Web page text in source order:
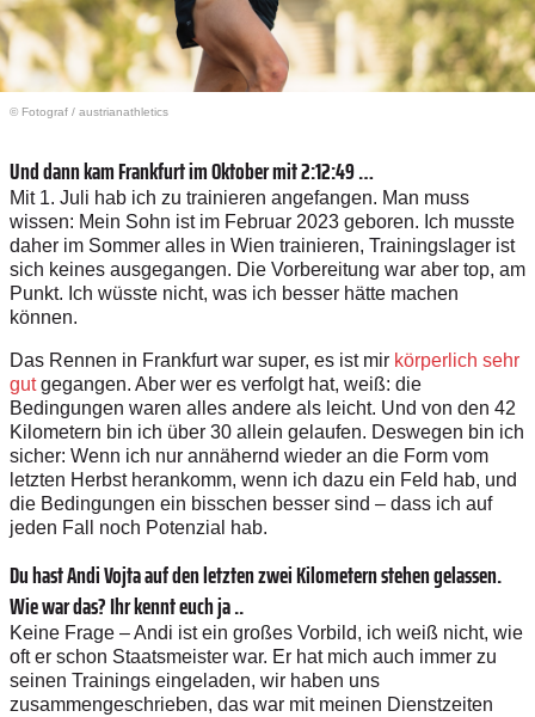
© Fotograf / austrianathletics
Und dann kam Frankfurt im Oktober mit 2:12:49 …
Mit 1. Juli hab ich zu trainieren angefangen. Man muss
wissen: Mein Sohn ist im Februar 2023 geboren. Ich musste
daher im Sommer alles in Wien trainieren, Trainingslager ist
sich keines ausgegangen. Die Vorbereitung war aber top, am
Punkt. Ich wüsste nicht, was ich besser hätte machen
können.
Das Rennen in Frankfurt war super, es ist mir körperlich sehr
gutgegangen. Aber wer es verfolgt hat, weiß: die
Bedingungen waren alles andere als leicht. Und von den 42
Kilometern bin ich über 30 allein gelaufen. Deswegen bin ich
sicher: Wenn ich nur annähernd wieder an die Form vom
letzten Herbst herankomm, wenn ich dazu ein Feld hab, und
die Bedingungen ein bisschen besser sind – dass ich auf
jeden Fall noch Potenzial hab.
Du hast Andi Vojta auf den letzten zwei Kilometern stehen gelassen.
Wie war das? Ihr kennt euch ja ..
Keine Frage – Andi ist ein großes Vorbild, ich weiß nicht, wie
oft er schon Staatsmeister war. Er hat mich auch immer zu
seinen Trainings eingeladen, wir haben uns
zusammengeschrieben, das war mit meinen Dienstzeiten